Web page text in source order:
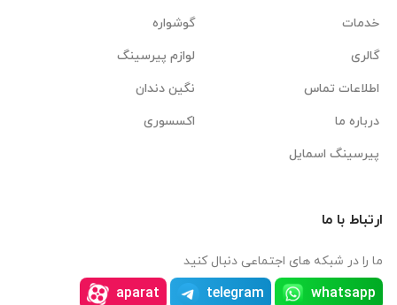
خدمات
گالری
اطلاعات تماس
درباره ما
پیرسینگ اسمایل
گوشواره
لوازم پیرسینگ
نگین دندان
اکسسوری
ارتباط با ما
ما را در شبکه های اجتماعی دنبال کنید
whatsapp
telegram
aparat